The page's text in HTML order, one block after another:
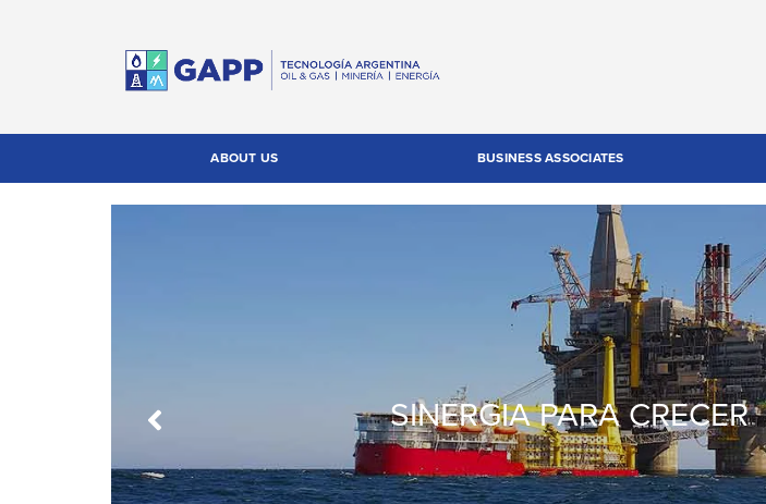
ABOUT US BUSINESS ASSOCIATES
SINERGIA PARA CRECER